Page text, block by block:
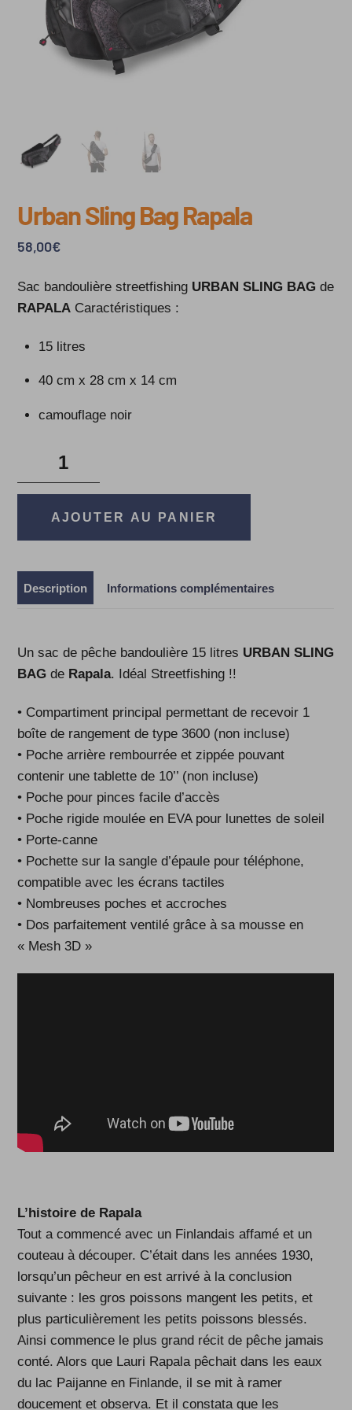
Urban Sling Bag Rapala
58,00€
Sac bandoulière streetfishing URBAN SLING BAG de
RAPALA Caractéristiques :
15 litres
40 cm x 28 cm x 14 cm
camouflage noir
quantité
Urban
Bag
AJOUTER AU PANIER
Description Informations complémentaires
Un sac de pêche bandoulière 15 litres URBAN SLING
BAGde Rapala. Idéal Streetfishing !!
• Compartiment principal permettant de recevoir 1
boîte de rangement de type 3600 (non incluse)
• Poche arrière rembourrée et zippée pouvant
contenir une tablette de 10’’ (non incluse)
• Poche pour pinces facile d’accès
• Poche rigide moulée en EVA pour lunettes de soleil
• Porte-canne
• Pochette sur la sangle d’épaule pour téléphone,
compatible avec les écrans tactiles
• Nombreuses poches et accroches
• Dos parfaitement ventilé grâce à sa mousse en
« Mesh 3D »
L’histoire de Rapala
Tout a commencé avec un Finlandais affamé et un
couteau à découper. C’était dans les années 1930,
lorsqu’un pêcheur en est arrivé à la conclusion
suivante : les gros poissons mangent les petits, et
plus particulièrement les petits poissons blessés.
Ainsi commence le plus grand récit de pêche jamais
conté. Alors que Lauri Rapala pêchait dans les eaux
du lac Paijanne en Finlande, il se mit à ramer
doucement et observa. Et il constata que les